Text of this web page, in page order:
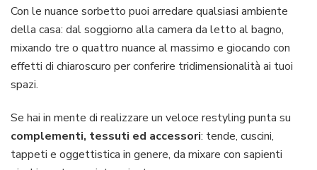
Con le nuance sorbetto puoi arredare qualsiasi ambiente
della casa: dal soggiorno alla camera da letto al bagno,
mixando tre o quattro nuance al massimo e giocando con
effetti di chiaroscuro per conferire tridimensionalità ai tuoi
spazi.
Se hai in mente di realizzare un veloce restyling punta su
complementi, tessuti ed accessori: tende, cuscini,
tappeti e oggettistica in genere, da mixare con sapienti